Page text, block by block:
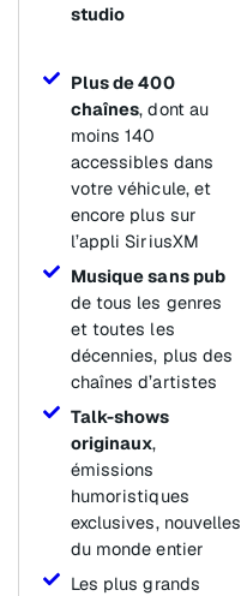
studio
Plus de 400
chaînes, dont au
moins 140
accessibles dans
votre véhicule, et
encore plus sur
l’appli SiriusXM
Musique sans pub
de tous les genres
et toutes les
décennies, plus des
chaînes d’artistes
Talk-shows
originaux,
émissions
humoristiques
exclusives, nouvelles
du monde entier
Les plus grands